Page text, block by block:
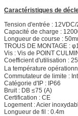
Caractéristiques de
Tension d'entrée : 12VDC/
Capacité de charge :
Longueur de course :
TROUS DE MONTAGE :
Vis : Vis de POINT
Coefficient d'utilisation :
La température
Commutateur de limite :
Catégorie d'IP : IP66
Bruit : DB ≤75 (A)
Certification : CE
Logement : Acier
Longueur de fil : 0.4m